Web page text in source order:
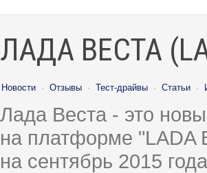
ЛАДА ВЕСТА
Новости · Отзывы · Тест-драйвы · Статьи ·
Лада Веста - это
на платформе "LADA
на сентябрь 2015